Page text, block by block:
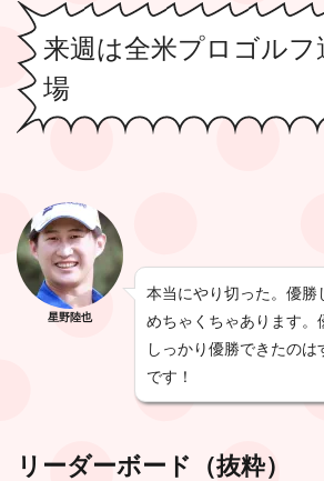
来週は全米プロゴルフ
場
星野陸也
本当にやり切った。優勝
めちゃくちゃあります。
しっかり優勝できたの
です！
リーダーボード（抜粋）